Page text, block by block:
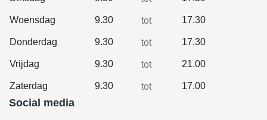
Woensdag 9.30 tot 17.30
Donderdag 9.30 tot 17.30
Vrijdag 9.30 tot 21.00
Zaterdag 9.30 tot 17.00
Social media